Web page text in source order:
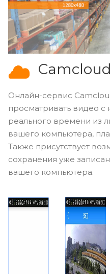
Camcloud
Онлайн-сервис
просматривать видео
реального времени из
вашего компьютера,
Также присутствует
сохранения уже
вашего компьютера.